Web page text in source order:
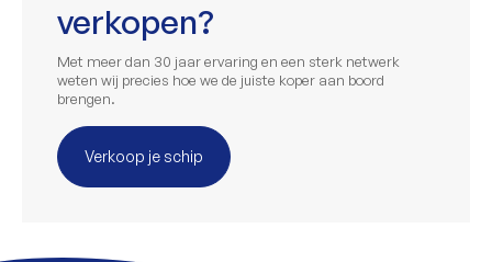
verkopen?
Met meer dan 30 jaar ervaring en een sterk netwerk
weten wij precies hoe we de juiste koper aan boord
brengen.
Verkoop je schip